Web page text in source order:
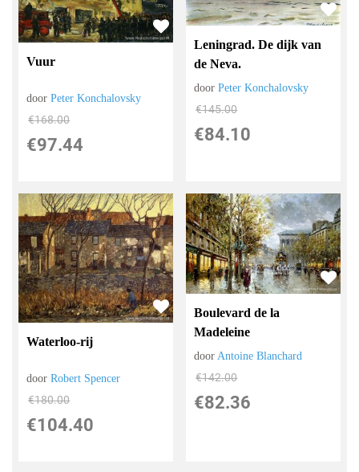
Vuur
doorPeter Konchalovsky
€168.00
€97.44
Leningrad. De dijk van
de Neva.
doorPeter Konchalovsky
€145.00
€84.10
Waterloo-rij
doorRobert Spencer
€180.00
€104.40
Boulevard de la
Madeleine
door Antoine Blanchard
€142.00
€82.36